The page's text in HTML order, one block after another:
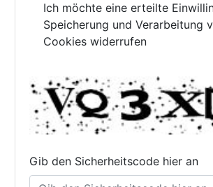
Ich möchte eine erteilte
Speicherung und Verarbeitung
Cookies widerrufen
Gib den Sicherheitscode hier an